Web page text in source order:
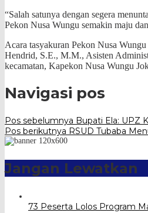
“Salah satunya dengan segera
Pekon Nusa Wungu semakin maju
Acara tasyakuran Pekon Nusa
Hendrid, S.E., M.M., Asisten
kecamatan, Kapekon Nusa Wungu
Navigasi pos
Pos sebelumnya Bupati Ela: UPZ
Pos berikutnya RSUD Tubaba
Jangan Lewatkan
73 Peserta Lolos Program